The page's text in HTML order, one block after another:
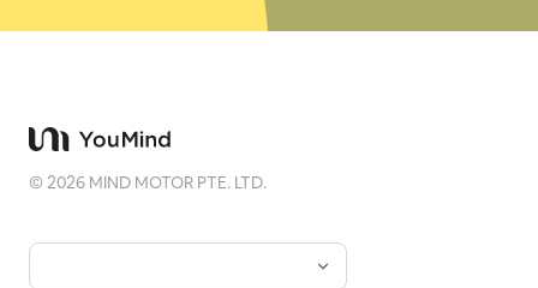
©2026 MIND MOTOR PTE. LTD.